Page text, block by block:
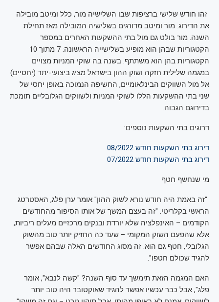
זהו חודש שלישי ברציפות שבו השלישיה מור, כלל ומיטב מובילה
את הדירוג. מור ומיטב מדורגים בשלישיה המובילה מאז תחילת
השנה. מור בולט גם מול בתי ההשקעות האחרים במספר
הקטגוריות שבהן הוא מופיע בשלישייה הראשונה: 7 מתוך 10
הקטגוריות בהן הוא משתתף. בשנה בה שוקי המניות מצויים
במגמה שלילית חזקה ושוק ההון בישראל מציג ביצועי-יתר (יחסיים)
אל מול השווקים הבינלאומיים, החשיפה הנמוכה באופן יחסי של
שני בתי ההשקעות הללו לשוקי המניות ולשווקים הגלובליים תומכת
בדירוגם הגבוה.
דרוגים בתי השקעות נוספים:
דירוג בתי השקעות חודש 08/2022
דירוג בתי השקעות חודש 07/2022
מי שנחשף חטף
"זה באמת היה חודש נורא לשוק ההון" אומר ערן פלג, האסטרטג
הראשי בקלריטי. "זה בעצם המשך של אותו הסיפור מהחודשים
הקודמים – האינפלציה שלא יורדת ובנקים מרכזיים מעלים ריביות,
אלא שהפעם השוק המקומי – שעד כה החזיק יותר טוב מהשוק
הגלובלי, חטף גם הוא. זה מסוג החודשים האלה שבהם אפשר
להגיד שכולם חטפו".
האם המגמה הזאת תימשך עד סוף השנה? "קשה לנבא", אומר
פלג", אבל כבר עכשיו אפשר להגיד שאוקטובר היה טוב יותר